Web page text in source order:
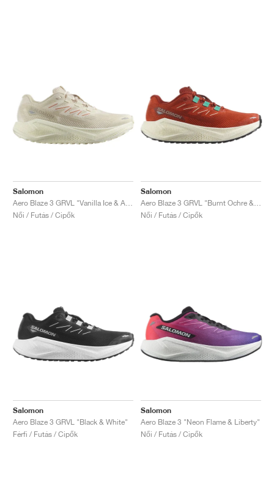
Salomon
Női / Futás / Cipők
Salomon
Női / Futás / Cipők
Salomon
Aero Blaze 3 GRVL "Black & White"
Férfi / Futás / Cipők
Salomon
Aero Blaze 3 "Neon Flame & Liberty"
Női / Futás / Cipők